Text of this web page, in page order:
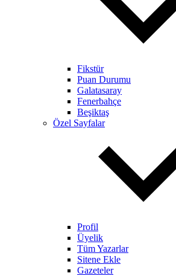
Fikstür
Puan Durumu
Galatasaray
Fenerbahçe
Beşiktaş
Özel Sayfalar
Profil
Üyelik
Tüm Yazarlar
Sitene Ekle
Gazeteler